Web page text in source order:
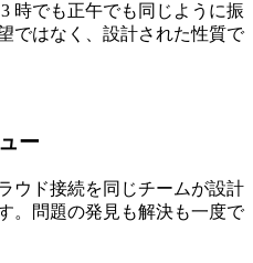
時でも正午でも同じように振
ではなく、設計された性質で
ー
ウド接続を同じチームが設計
。問題の発見も解決も一度で